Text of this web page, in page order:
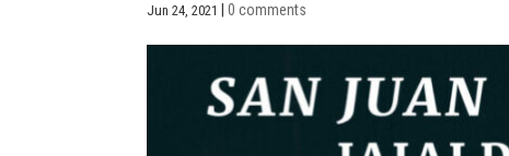
Jun 24, 2021 |0 comments